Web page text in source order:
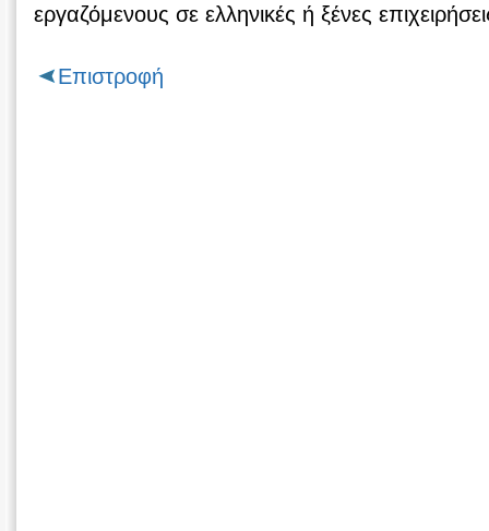
εργαζόμενους σε ελληνικές ή ξένες
Επιστροφή